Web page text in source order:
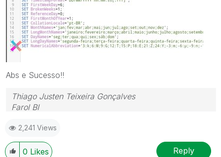
Abs e Sucesso!!
Thiago Justen Teixeira Gonçalves
Farol BI
Skype: justen.thiago
2,241 Views
0 Likes Reply